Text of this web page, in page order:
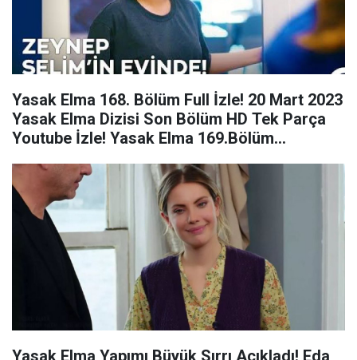
Yasak Elma 168. Bölüm Full İzle! 20 Mart 2023
Yasak Elma Dizisi Son Bölüm HD Tek Parça
Youtube İzle! Yasak Elma 169.Bölüm
Yasak Elma Yapımı Büyük Sırrı Açıkladı! Eda